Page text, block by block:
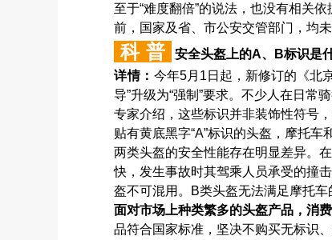
至于“难度翻倍”的说法，也没有相关
前，国家及省、市公安交管部门，均
科 普
安全头盔上的A、B标识是
详情： 今年5月1日起，新修订的《北
导”升级为“强制”要求。不少人在日常
专家介绍，这些标识并非装饰性符号
贴有黄底黑字“A”标识的头盔，摩托车
两类头盔的安全性能存在明显差异。
快，发生事故时其驾乘人员承受的撞
盔不可混用。B类头盔无法满足摩托车
面对市场上种类繁多的头盔产品，消
品符合国家标准，坚决不购买无标识